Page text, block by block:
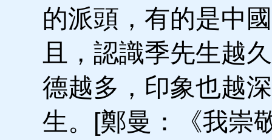
的派頭，有的是中
且，認識季先生越
德越多，印象也越
生。[鄭曼：《我崇